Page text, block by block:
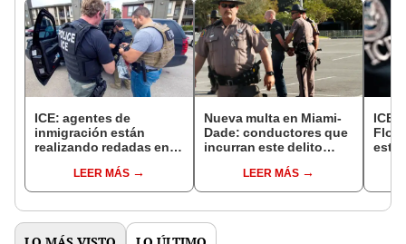
ICE: agentes de
inmigración están
realizando redadas en
para arrestar y deportar
inmigrantes de EEUU
LEER MÁS
Nueva multa en Miami-
Dade: conductores que
incurran este delito
el FLHSMV en 2025
LEER MÁS
ICE: